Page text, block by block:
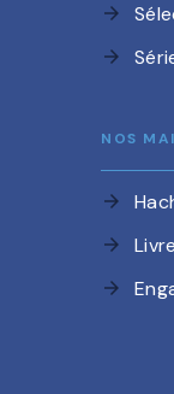
arrow_forward
arrow_forward
NOS
arrow_forward
arrow_forward
arrow_forward